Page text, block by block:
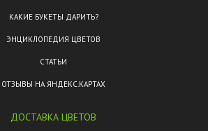
КАКИЕ БУКЕТЫ ДАРИТЬ?
ЭНЦИКЛОПЕДИЯ ЦВЕТОВ
СТАТЬИ
ОТЗЫВЫ НА ЯНДЕКС.КАРТАХ
ДОСТАВКА ЦВЕТОВ